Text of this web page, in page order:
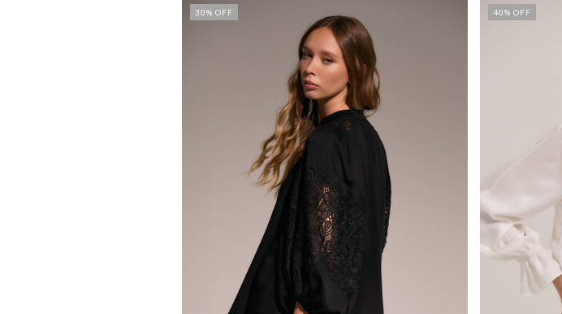
30% OFF 40% OFF